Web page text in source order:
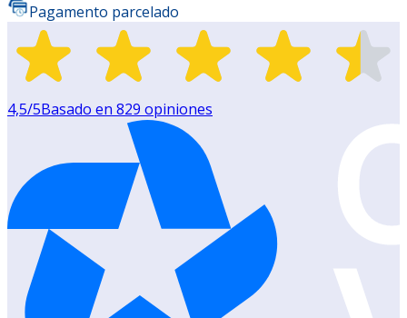
Pagamento parcelado
4,5/5Basado en 829 opiniones